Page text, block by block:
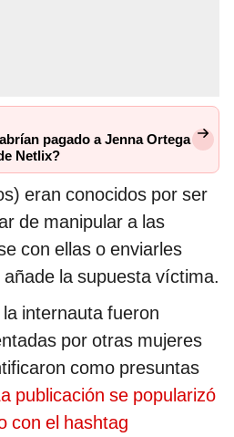
pagado a Jenna Ortega
Netlix?
eran conocidos por ser
de manipular a las
con ellas o enviarles
la supuesta víctima.
internauta fueron
por otras mujeres
como presuntas
publicación se popularizó
con el hashtag